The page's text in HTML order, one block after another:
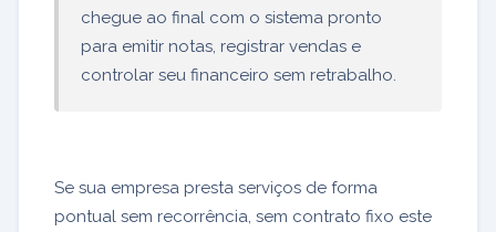
chegue ao final com o sistema pronto
para emitir notas, registrar vendas e
controlar seu financeiro sem retrabalho.
Se sua empresa presta serviços de forma
pontual sem recorrência, sem contrato fixo este